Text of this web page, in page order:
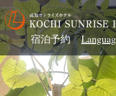
宿泊予約